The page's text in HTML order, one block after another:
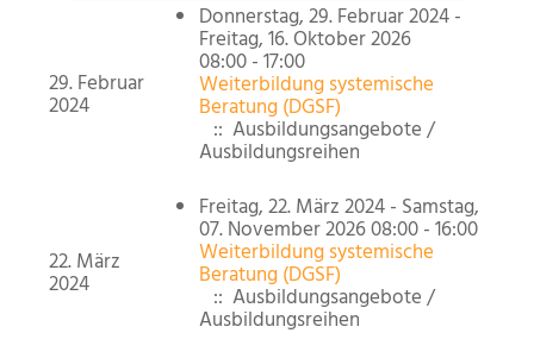
29. Februar
2024
Donnerstag, 29. Februar 2024 -
Freitag, 16. Oktober 2026
08:00 - 17:00
Weiterbildung systemische
Beratung (DGSF)
:: Ausbildungsangebote /
Ausbildungsreihen
22. März
2024
Freitag, 22. März 2024 - Samstag,
07. November 2026 08:00 - 16:00
Weiterbildung systemische
Beratung (DGSF)
:: Ausbildungsangebote /
Ausbildungsreihen